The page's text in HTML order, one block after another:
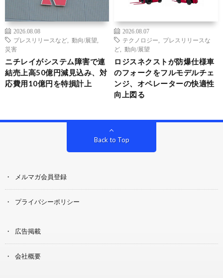
2026.08.08
プレスリリースなど
動向/展望
災害
ニチレイがシステム障害で連
結売上高50億円減見込み、対
応費用10億円を特損計上
2026.08.07
テクノロジー
プレスリリースな
ど
動向/展望
ロジスネクストが防爆仕様車
のフォークをフルモデルチェ
ンジ、オペレーターの快適性
向上図る
Back to Top
メルマガ会員登録
プライバシーポリシー
広告掲載
会社概要